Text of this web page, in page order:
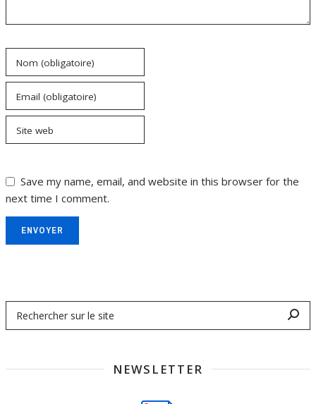
Nom (obligatoire)
Email (obligatoire)
Site web
Save my name, email, and website in this browser for the
next time I comment.
ENVOYER
NEWSLETTER